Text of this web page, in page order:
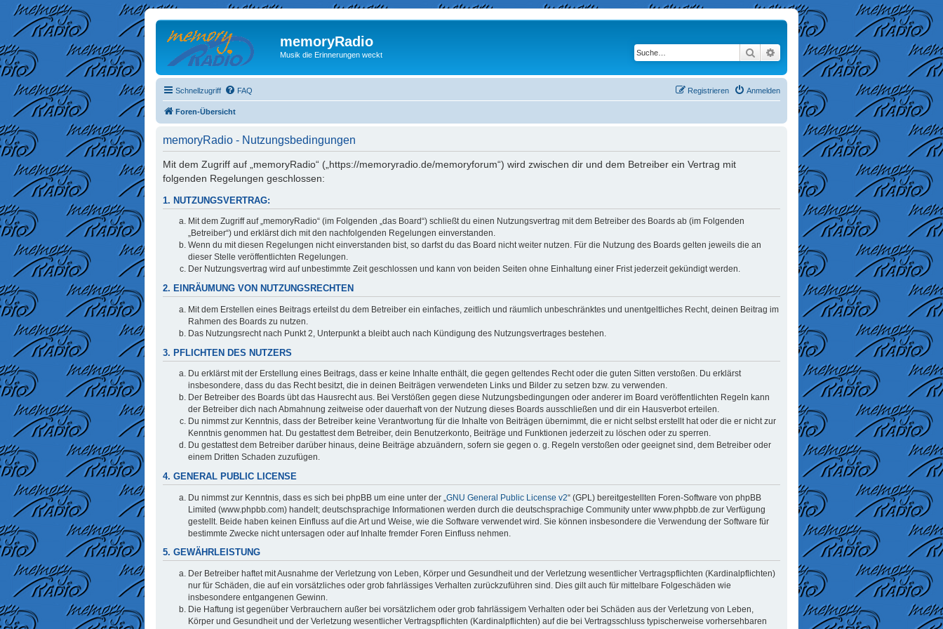
memoryRadio
Musik die Erinnerungen weckt Suche Erweiterte Suche
Schnellzugriff FAQ Anmelden
Registrieren
Foren-Übersicht
memoryRadio - Nutzungsbedingungen
Mit dem Zugriff auf „memoryRadio“ („https://memoryradio.de/memoryforum“) wird zwischen dir und dem Betreiber ein Vertrag mit
folgenden Regelungen geschlossen:
1. NUTZUNGSVERTRAG:
Mit dem Zugriff auf „memoryRadio“ (im Folgenden „das Board“) schließt du einen Nutzungsvertrag mit dem Betreiber des Boards ab (im Folgenden
„Betreiber“) und erklärst dich mit den nachfolgenden Regelungen einverstanden.
Wenn du mit diesen Regelungen nicht einverstanden bist, so darfst du das Board nicht weiter nutzen. Für die Nutzung des Boards gelten jeweils die an
dieser Stelle veröffentlichten Regelungen.
Der Nutzungsvertrag wird auf unbestimmte Zeit geschlossen und kann von beiden Seiten ohne Einhaltung einer Frist jederzeit gekündigt werden.
2. EINRÄUMUNG VON NUTZUNGSRECHTEN
Mit dem Erstellen eines Beitrags erteilst du dem Betreiber ein einfaches, zeitlich und räumlich unbeschränktes und unentgeltliches Recht, deinen Beitrag im
Rahmen des Boards zu nutzen.
Das Nutzungsrecht nach Punkt 2, Unterpunkt a bleibt auch nach Kündigung des Nutzungsvertrages bestehen.
3. PFLICHTEN DES NUTZERS
Du erklärst mit der Erstellung eines Beitrags, dass er keine Inhalte enthält, die gegen geltendes Recht oder die guten Sitten verstoßen. Du erklärst
insbesondere, dass du das Recht besitzt, die in deinen Beiträgen verwendeten Links und Bilder zu setzen bzw. zu verwenden.
Der Betreiber des Boards übt das Hausrecht aus. Bei Verstößen gegen diese Nutzungsbedingungen oder anderer im Board veröffentlichten Regeln kann
der Betreiber dich nach Abmahnung zeitweise oder dauerhaft von der Nutzung dieses Boards ausschließen und dir ein Hausverbot erteilen.
Du nimmst zur Kenntnis, dass der Betreiber keine Verantwortung für die Inhalte von Beiträgen übernimmt, die er nicht selbst erstellt hat oder die er nicht zur
Kenntnis genommen hat. Du gestattest dem Betreiber, dein Benutzerkonto, Beiträge und Funktionen jederzeit zu löschen oder zu sperren.
Du gestattest dem Betreiber darüber hinaus, deine Beiträge abzuändern, sofern sie gegen o. g. Regeln verstoßen oder geeignet sind, dem Betreiber oder
einem Dritten Schaden zuzufügen.
4. GENERAL PUBLIC LICENSE
Du nimmst zur Kenntnis, dass es sich bei phpBB um eine unter der „ GNU General Public License v2“ (GPL) bereitgestellten Foren-Software von phpBB
Limited (www.phpbb.com) handelt; deutschsprachige Informationen werden durch die deutschsprachige Community unter www.phpbb.de zur Verfügung
gestellt. Beide haben keinen Einfluss auf die Art und Weise, wie die Software verwendet wird. Sie können insbesondere die Verwendung der Software für
bestimmte Zwecke nicht untersagen oder auf Inhalte fremder Foren Einfluss nehmen.
5. GEWÄHRLEISTUNG
Der Betreiber haftet mit Ausnahme der Verletzung von Leben, Körper und Gesundheit und der Verletzung wesentlicher Vertragspflichten (Kardinalpflichten)
nur für Schäden, die auf ein vorsätzliches oder grob fahrlässiges Verhalten zurückzuführen sind. Dies gilt auch für mittelbare Folgeschäden wie
insbesondere entgangenen Gewinn.
Die Haftung ist gegenüber Verbrauchern außer bei vorsätzlichem oder grob fahrlässigem Verhalten oder bei Schäden aus der Verletzung von Leben,
Körper und Gesundheit und der Verletzung wesentlicher Vertragspflichten (Kardinalpflichten) auf die bei Vertragsschluss typischerweise vorhersehbaren